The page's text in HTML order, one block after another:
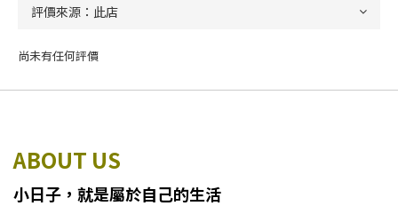
尚未有任何評價
ABOUT US
小日子 ， 就是屬於自己的生活